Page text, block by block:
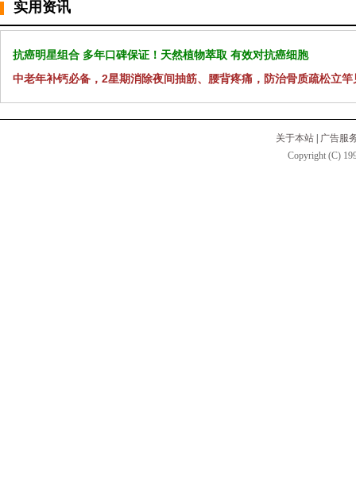
实用资讯
抗癌明星组合 多年口碑保证！天然植物萃取 有效对抗癌细胞
中老年补钙必备，2星期消除夜间抽筋、腰背疼痛，防治骨质疏松立竿
关于本站
广告服
Copyright (C)